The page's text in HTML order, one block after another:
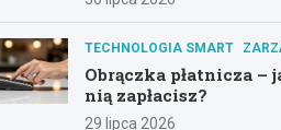
TECHNOLOGIA SMART
Obrączka płatnicza –
nią zapłacisz?
29 lipca 2026